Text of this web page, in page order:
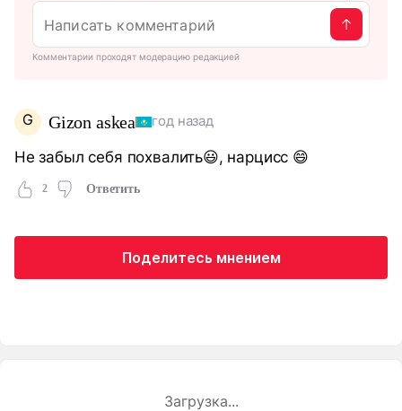
Комментарии проходят модерацию редакцией
G Gizon askea год назад
Не забыл себя похвалить😃, нарцисс 😄
2 Ответить
Поделитесь мнением
Загрузка...